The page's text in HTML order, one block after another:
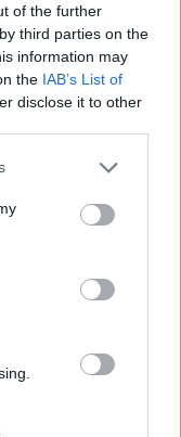
of the further
third parties on the
information may
the IAB’s List of
disclose it to other
or more Google
You may click to
party tags to
in below Google